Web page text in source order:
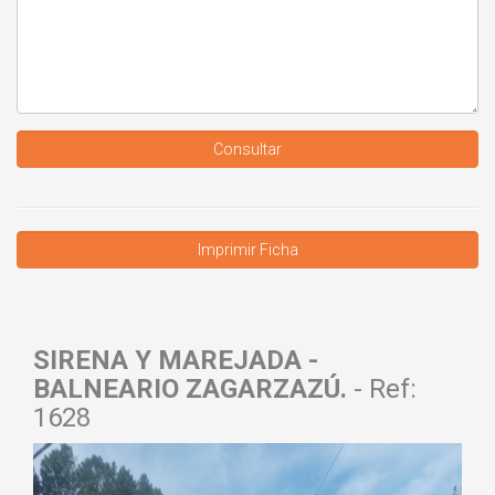
Consultar
SIRENA Y MAREJADA -
BALNEARIO ZAGARZAZÚ. - Ref:
1628